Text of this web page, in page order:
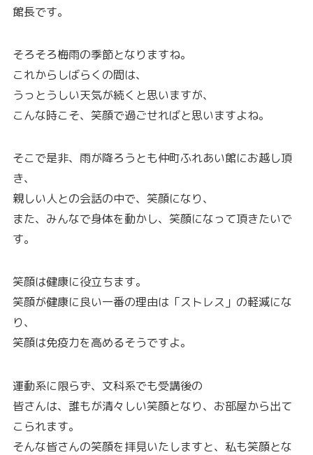
館長です。
そろそろ梅雨の季節となりますね。
これからしばらくの間は、
うっとうしい天気が続くと思いますが、
こんな時こそ、笑顔で過ごせればと思いますよね。
そこで是非、雨が降ろうとも仲町ふれあい館にお越し頂
き、
親しい人との会話の中で、笑顔になり、
また、みんなで身体を動かし、笑顔になって頂きたいで
す。
笑顔は健康に役立ちます。
笑顔が健康に良い一番の理由は「ストレス」の軽減にな
り、
笑顔は免疫力を高めるそうですよ。
運動系に限らず、文科系でも受講後の
皆さんは、誰もが清々しい笑顔となり、お部屋から出て
こられます。
そんな皆さんの笑顔を拝見いたしますと、私も笑顔とな